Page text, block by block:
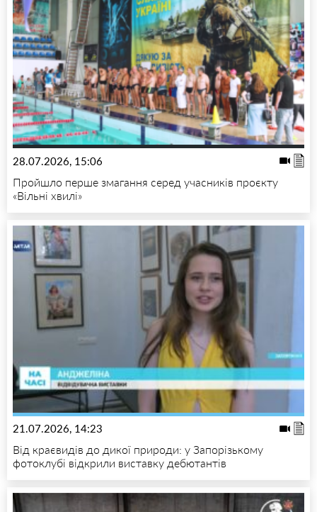
28.07.2026, 15:06
Пройшло перше змагання серед учасників проєкту
«Вільні хвилі»
21.07.2026, 14:23
Від краєвидів до дикої природи: у Запорізькому
фотоклубі відкрили виставку дебютантів